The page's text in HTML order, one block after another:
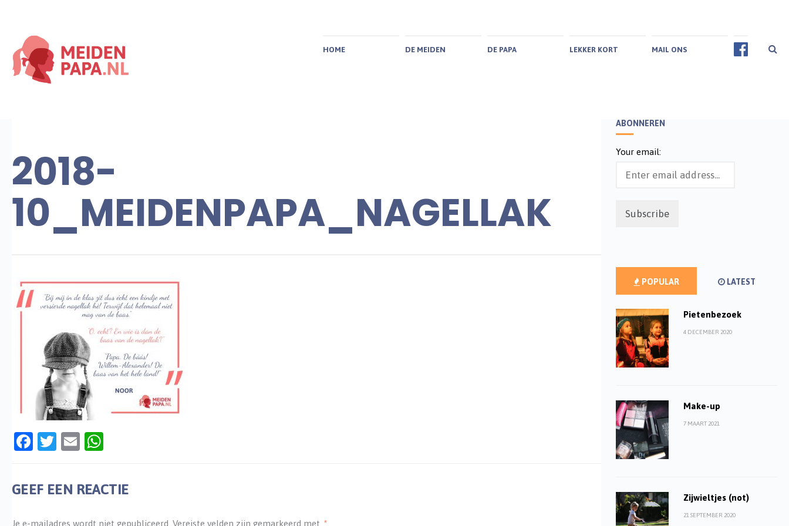
HOME DE MEIDEN DE PAPA LEKKER KORT MAIL ONS
2018-
10_MEIDENPAPA_NAGELLAK
Facebook
Twitter
Email
GEEF EEN REACTIE
Je e-mailadres wordt niet gepubliceerd. Vereiste velden zijn gemarkeerd met *
ABONNEREN
Your email:
POPULAR LATEST
Pietenbezoek
4 DECEMBER 2020
Make-up
7 MAART 2021
Zijwieltjes (not)
21 SEPTEMBER 2020